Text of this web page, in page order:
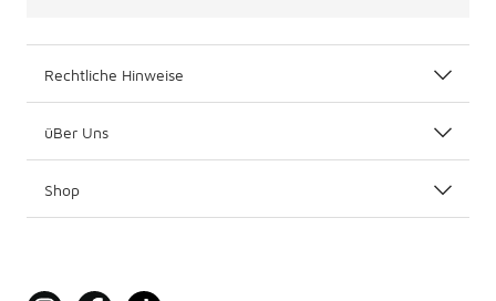
Rechtliche Hinweise
üBer Uns
Shop